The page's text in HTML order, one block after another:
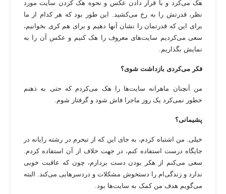
هک می‌کرد و با قرار دادن عکس و نحوه هک کردن سایت مورد
نظر، قدرتش را به رخ می‌کشید. این طور بود که هر کدام از ما
برای این که قدرتمان را نشان آنها دهیم و برای هم کری بخوانیم،
سعی می‌کردیم سایت‌های معروف را هک کنیم و عکس آن را به
نمایش بگذاریم.
فکر می‌کردی بازداشت شوی؟
من آنچنان ماهرانه سایت‌ها را هک می‌کردم که حتی به ذهنم
خطور نمی‌کرد یک روز ماجرا فاش شود و گرفتار شوم.
پشیمانی؟
خیلی. من اشتباه کردم، به جای این که از تبحرم در رشته رایانه در
جایگاه درست استفاده کنم، در جهت خلاف از آن استفاده کردم.
سعی می‌کنم از هکر بودن دست بردارم، چون که عاقبت خوبی
ندارد و زندگی‌ام را دستخوش مشکلات و دردسرهایی می‌کند. البته
می‌گویم هدف من کمک به سایت‌ها بود.